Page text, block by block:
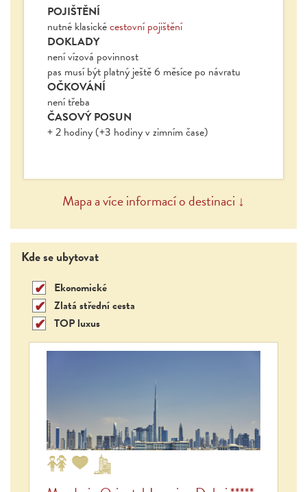
POJIŠTĚNÍ
nutné klasickécestovní pojištění
DOKLADY
není vízová povinnost
pas musí být platný ještě 6 měsíce po návratu
OČKOVÁNÍ
není třeba
ČASOVÝ POSUN
+ 2 hodiny (+3 hodiny v zimním čase)
Mapa a více informací o destinaci ↓
Kde se ubytovat
Ekonomické
Zlatá střední cesta
TOP luxus